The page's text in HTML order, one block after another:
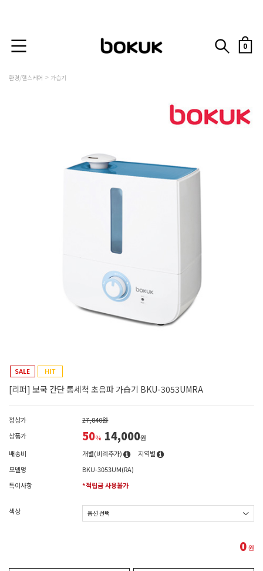
0
환경/헬스케어 가습기
[리퍼] 보국 간단 통세척 초음파 가습기 BKU-3053UMRA
정상가
27,840원
상품가
50% 14,000원
배송비
개별(비례추가)
지역별
모델명
BKU-3053UM(RA)
특이사항
*적립금 사용불가
색상
0원